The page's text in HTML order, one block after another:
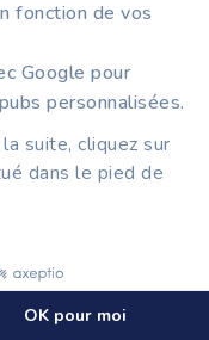
fonction de vos
Google pour
personnalisées.
suite, cliquez sur
dans le pied de
OK pour moi
ventes B2C avec
concerne
entreprises),
concerne les